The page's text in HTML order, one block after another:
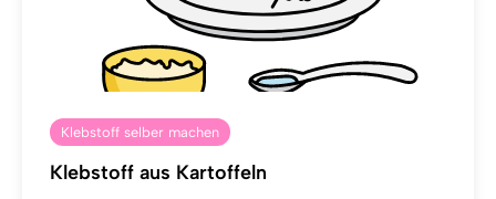
Klebstoff selber machen
Klebstoff aus Kartoffeln